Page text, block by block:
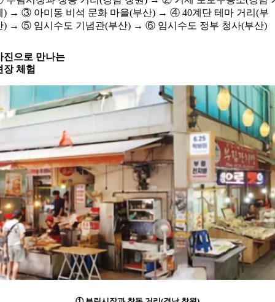
) → ③ 아미동 비석 문화 마을(부산) → ④ 40계단 테마 거리(부
) → ⑤ 임시수도 기념관(부산) → ⑥ 임시수도 정부 청사(부산)
진으로 만나는
장 체험